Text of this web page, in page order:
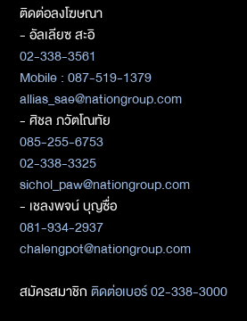
ติดต่อลงโฆษณา
- อัลเลียซ สะอิ
02-338-3561
Mobile : 087-519-1379
allias_sae@nationgroup.com
- ศิชล ภวัตโณทัย
085-255-6753
02-338-3325
sichol_paw@nationgroup.com
- เชลงพจน์ บุญซื่อ
081-934-2937
chalengpot@nationgroup.com
สมัครสมาชิกติดต่อเบอร์ 02-338-3000